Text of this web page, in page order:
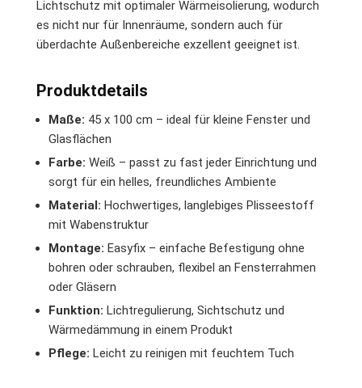
Lichtschutz mit optimaler Wärmeisolierung, wodurch
es nicht nur für Innenräume, sondern auch für
überdachte Außenbereiche exzellent geeignet ist.
Produktdetails
Maße: 45 x 100 cm – ideal für kleine Fenster und
Glasflächen
Farbe: Weiß – passt zu fast jeder Einrichtung und
sorgt für ein helles, freundliches Ambiente
Material: Hochwertiges, langlebiges Plisseestoff
mit Wabenstruktur
Montage: Easyfix – einfache Befestigung ohne
bohren oder schrauben, flexibel an Fensterrahmen
oder Gläsern
Funktion: Lichtregulierung, Sichtschutz und
Wärmedämmung in einem Produkt
Pflege: Leicht zu reinigen mit feuchtem Tuch